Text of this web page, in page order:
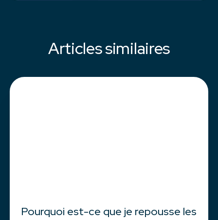
Articles similaires
Pourquoi est-ce que je repousse les